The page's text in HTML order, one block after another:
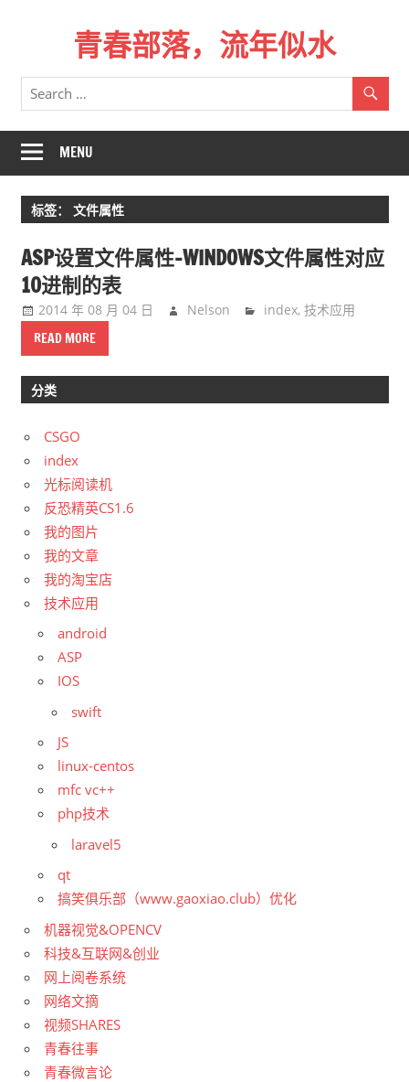
青春部落，流年似水
青
春
一
场
远
行，
记
不
起
来
时
的
路。
MENU
标签： 文件属性
ASP设置文件属性-WINDOWS文件属性对应
10进制的表
2014 年 08 月 04 日 Nelson index,技术应用
READ MORE
分类
CSGO
index
光标阅读机
反恐精英CS1.6
我的图片
我的文章
我的淘宝店
技术应用
android
ASP
IOS
swift
JS
linux-centos
mfc vc++
php技术
laravel5
qt
搞笑俱乐部（www.gaoxiao.club）优化
机器视觉&OPENCV
科技&互联网&创业
网上阅卷系统
网络文摘
视频SHARES
青春往事
青春微言论